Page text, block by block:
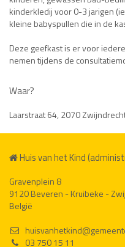
kinderkledij voor 0-3 jarigen
kleine babyspullen die in de
Deze geefkast is er voor
nemen tijdens de
Waar?
Laarstraat 64, 2070
Huis van het Kind
Gravenplein 8
9120 Beveren - Kruibeke -
België
03 750 15 11